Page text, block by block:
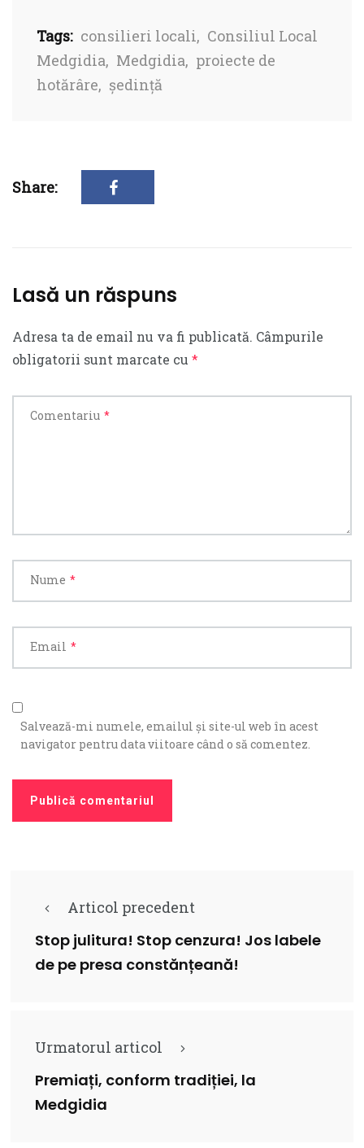
Tags: consilieri locali, Consiliul Local
Medgidia, Medgidia, proiecte de
hotărâre, ședință
Share:
Lasă un răspuns
Adresa ta de email nu va fi publicată. Câmpurile
obligatorii sunt marcate cu *
Comentariu *
Nume *
Email *
Salvează-mi numele, emailul și site-ul web în acest
navigator pentru data viitoare când o să comentez.
Articol precedent
Stop julitura! Stop cenzura! Jos labele
de pe presa constănțeană!
Urmatorul articol
Premiați, conform tradiției, la
Medgidia